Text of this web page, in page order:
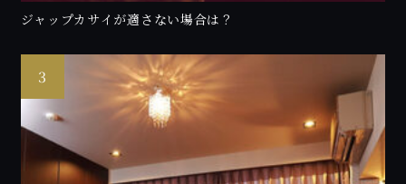
ジャップカサイが適さない場合は？